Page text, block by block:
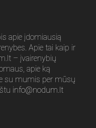
apie įdomiausią
Apie tai kaip ir
– įvairenybių
apie ką
su mumis per mūsų
info@nodum.lt